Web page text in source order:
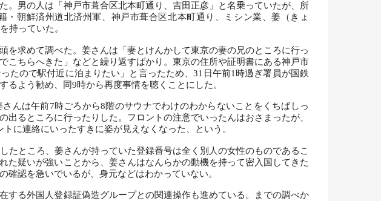
。男の人は「神戸市葺合区北本町通り、吉田正彦」と名乗っていたが、所
・朝鮮済州道北済州軍、神戸市葺合区北本町通り、ミシン業、姜（きょ
持っていた。
求めて調べた。姜さんは「妻とけんかして東京の妻の兄のところに行っ
こちらへきた」などと繰り返すばかり。東京の住所や証明書にある神戸市
たので駅付近に泊まりたい」と言ったため、31日午前1時過ぎ署員が国鉄
るよう勧め、同9時から再度事情を聴くことにした。
んは午前7時ごろから8階のサウナでわけのわからないことをくちばしっ
出るところに行ったりした。フロントの注意でいったんはおさまったが、
に連絡にいったすきに姿が見えなくなった、という。
ところ、姜さんが持っていた登録番号は全く別人の女性のものであるこ
た疑いが強いことから、姜さんはなんらかの動機を持って密入国してきた
確認を急いでいるが、身元などはわかっていない。
する外国人登録証偽造グループとの関連操作も進めている。までの調べか